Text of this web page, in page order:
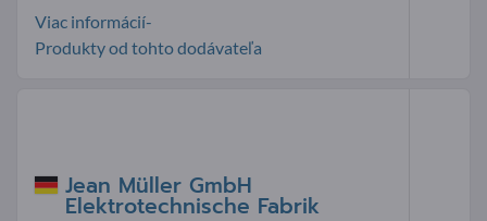
Viac informácií-
Produkty od tohto dodávateľa
Jean Müller GmbH
Elektrotechnische Fabrik